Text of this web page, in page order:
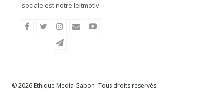
sociale est notre leitmotiv.
© 2026 Ethique Media Gabon- Tous droits réservés.